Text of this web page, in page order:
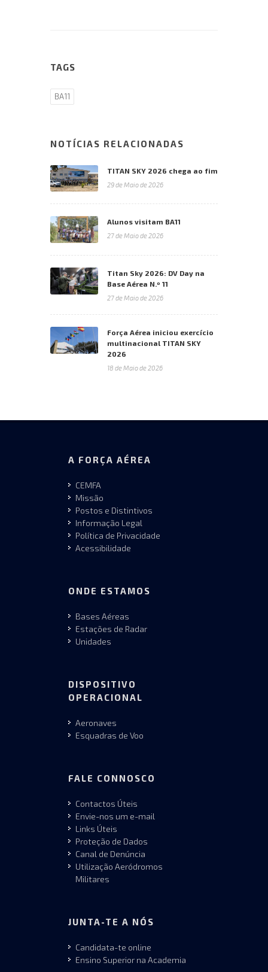
TAGS
BA11
NOTÍCIAS RELACIONADAS
TITAN SKY 2026 chega ao fim
29 de Maio de 2026
Alunos visitam BA11
27 de Maio de 2026
Titan Sky 2026: DV Day na
Base Aérea N.º 11
27 de Maio de 2026
Força Aérea iniciou exercício
multinacional TITAN SKY
2026
18 de Maio de 2026
A FORÇA AÉREA
CEMFA
Missão
Postos e Distintivos
Informação Legal
Política de Privacidade
Acessibilidade
ONDE ESTAMOS
Bases Aéreas
Estações de Radar
Unidades
DISPOSITIVO
OPERACIONAL
Aeronaves
Esquadras de Voo
FALE CONNOSCO
Contactos Úteis
Envie-nos um e-mail
Links Úteis
Proteção de Dados
Canal de Denúncia
Utilização Aeródromos
Militares
JUNTA-TE A NÓS
Candidata-te online
Ensino Superior na Academia